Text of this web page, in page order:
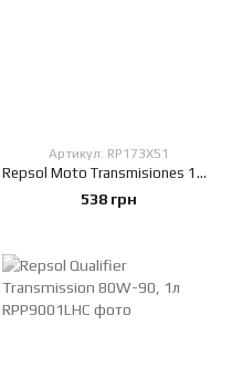
Артикул: RP173X51
Repsol Moto Transmisiones 10W-40, 1л
538 грн